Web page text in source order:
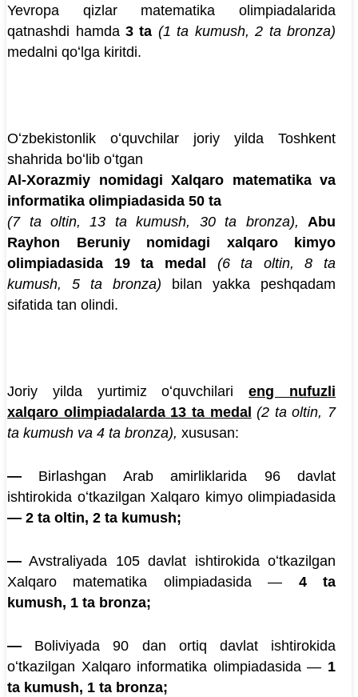
Yevropa qizlar matematika olimpiadalarida
qatnashdi hamda 3 ta (1 ta kumush, 2 ta bronza)
medalni qoʻlga kiritdi.
Oʻzbekistonlik oʻquvchilar joriy yilda Toshkent
shahrida boʻlib oʻtgan
Al-Xorazmiy nomidagi Xalqaro matematika va
informatika olimpiadasida 50 ta
(7 ta oltin, 13 ta kumush, 30 ta bronza), Abu
Rayhon Beruniy nomidagi xalqaro kimyo
olimpiadasida 19 ta medal
(6 ta oltin, 8 ta
kumush, 5 ta bronza) bilan yakka peshqadam
sifatida tan olindi.
Joriy yilda yurtimiz oʻquvchilarieng nufuzli
xalqaro olimpiadalarda 13 ta medal (2 ta oltin, 7
ta kumush va 4 ta bronza), xususan:
— Birlashgan Arab amirliklarida 96 davlat
ishtirokida oʻtkazilgan Xalqaro kimyo olimpiadasida
— 2 ta oltin, 2 ta kumush;
— Avstraliyada 105 davlat ishtirokida oʻtkazilgan
Xalqaro matematika olimpiadasida — 4 ta
kumush, 1 ta bronza;
— Boliviyada 90 dan ortiq davlat ishtirokida
oʻtkazilgan Xalqaro informatika olimpiadasida — 1
ta kumush, 1 ta bronza;